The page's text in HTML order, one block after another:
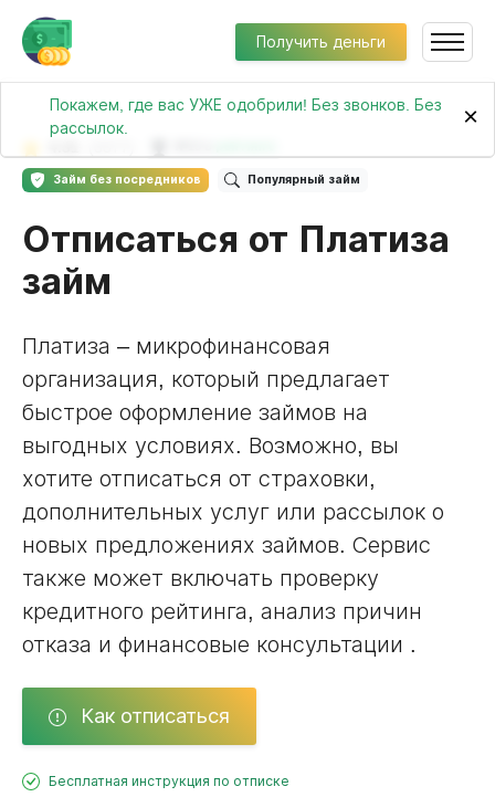
Покажем, где вас УЖЕ одобрили! Без звонков. Без
рассылок.
×
Получить деньги
Займ без посредников Популярный займ
Отписаться от Платиза
займ
Платиза – микрофинансовая
организация, который предлагает
быстрое оформление займов на
выгодных условиях. Возможно, вы
хотите отписаться от страховки,
дополнительных услуг или рассылок о
новых предложениях займов. Сервис
также может включать проверку
кредитного рейтинга, анализ причин
отказа и финансовые консультации .
Как отписаться
Бесплатная инструкция по отписке